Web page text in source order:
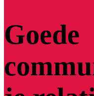
Goede